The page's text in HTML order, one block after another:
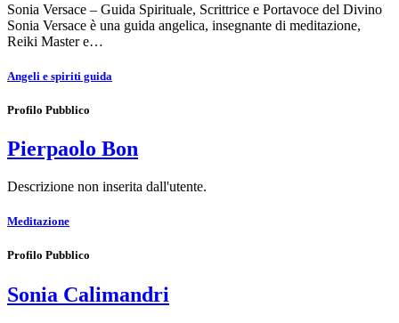
Sonia Versace – Guida Spirituale, Scrittrice e Portavoce del Divino
Sonia Versace è una guida angelica, insegnante di meditazione,
Reiki Master e…
Angeli e spiriti guida
Profilo Pubblico
Pierpaolo Bon
Descrizione non inserita dall'utente.
Meditazione
Profilo Pubblico
Sonia Calimandri